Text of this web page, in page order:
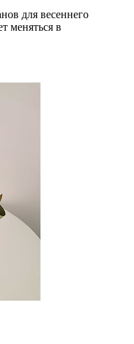
для весеннего
меняться в